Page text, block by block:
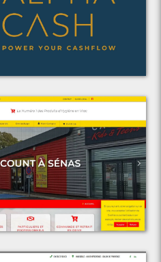
Voir le projet
Cash Consulting
Voir le projet
Espace Discount